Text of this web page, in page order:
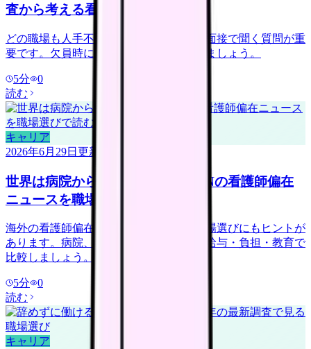
査から考える看護師の面接質問
どの職場も人手不足に見える時代こそ、面接で聞く質問が重
要です。欠員時に何を減らすかを確認しましょう。
5分
0
読む
キャリア
2026年6月29日 更新
世界は病院から地域・在宅へ？ICNの看護師偏在
ニュースを職場選びで読む
海外の看護師偏在ニュースは、日本の職場選びにもヒントが
あります。病院、訪問看護、地域ケアを給与・負担・教育で
比較しましょう。
5分
0
読む
キャリア